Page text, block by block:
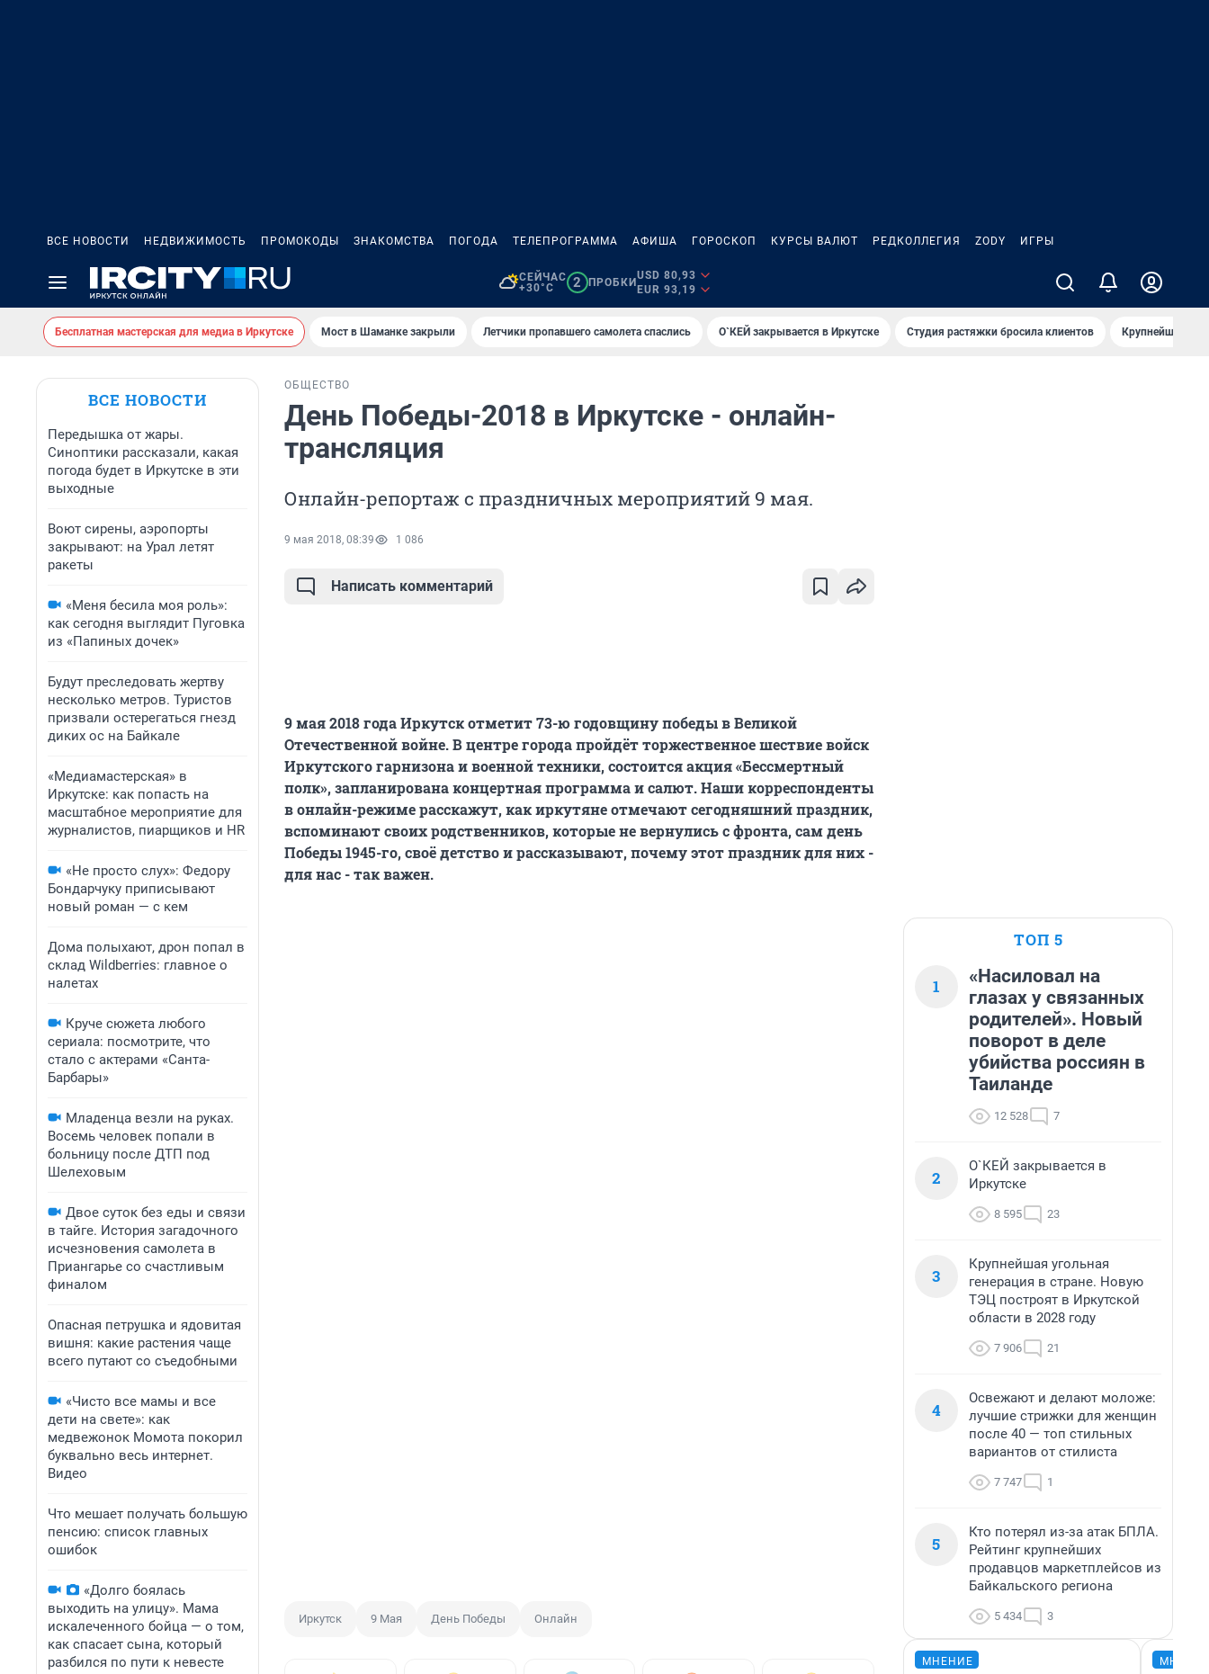
ВСЕ НОВОСТИ НЕДВИЖИМОСТЬ ПРОМОКОДЫ ЗНАКОМСТВА ПОГОДА ТЕЛЕПРОГРАММА АФИША ГОРОСКОП КУРСЫ ВАЛЮТ РЕДКОЛЛЕГИЯ ZODY ИГРЫ
СЕЙЧАС
+30°C
2 ПРОБКИ
USD 80,93
EUR 93,19
Бесплатная мастерская для медиа в Иркутске Мост в Шаманке закрыли Летчики пропавшего самолета спаслись О`КЕЙ закрывается в Иркутске Студия растяжки бросила клиентов Крупнейшие
ВСЕ НОВОСТИ
Передышка от жары.
Синоптики рассказали, какая
погода будет в Иркутске в эти
выходные
Воют сирены, аэропорты
закрывают: на Урал летят
ракеты
«Меня бесила моя роль»:
как сегодня выглядит Пуговка
из «Папиных дочек»
Будут преследовать жертву
несколько метров. Туристов
призвали остерегаться гнезд
диких ос на Байкале
«Медиамастерская» в
Иркутске: как попасть на
масштабное мероприятие для
журналистов, пиарщиков и HR
«Не просто слух»: Федору
Бондарчуку приписывают
новый роман — с кем
Дома полыхают, дрон попал в
склад Wildberries: главное о
налетах
Круче сюжета любого
сериала: посмотрите, что
стало с актерами «Санта-
Барбары»
Младенца везли на руках.
Восемь человек попали в
больницу после ДТП под
Шелеховым
Двое суток без еды и связи
в тайге. История загадочного
исчезновения самолета в
Приангарье со счастливым
финалом
Опасная петрушка и ядовитая
вишня: какие растения чаще
всего путают со съедобными
«Чисто все мамы и все
дети на свете»: как
медвежонок Момота покорил
буквально весь интернет.
Видео
Что мешает получать большую
пенсию: список главных
ошибок
«Долго боялась
выходить на улицу». Мама
искалеченного бойца — о том,
как спасает сына, который
разбился по пути к невесте
ОБЩЕСТВО
День Победы-2018 в Иркутске - онлайн-
трансляция
Онлайн-репортаж с праздничных мероприятий 9 мая.
9 мая 2018, 08:39 1 086
Написать комментарий
9 мая 2018 года Иркутск отметит 73-ю годовщину победы в Великой
Отечественной войне. В центре города пройдёт торжественное шествие войск
Иркутского гарнизона и военной техники, состоится акция «Бессмертный
полк», запланирована концертная программа и салют. Наши корреспонденты
в онлайн-режиме расскажут, как иркутяне отмечают сегодняшний праздник,
вспоминают своих родственников, которые не вернулись с фронта, сам день
Победы 1945-го, своё детство и рассказывают, почему этот праздник для них -
для нас - так важен.
Иркутск 9 Мая День Победы Онлайн
ТОП 5
1
«Насиловал на
глазах у связанных
родителей». Новый
поворот в деле
убийства россиян в
Таиланде
12 528 7
2
О`КЕЙ закрывается в
Иркутске
8 595 23
3
Крупнейшая угольная
генерация в стране. Новую
ТЭЦ построят в Иркутской
области в 2028 году
7 906 21
4
Освежают и делают моложе:
лучшие стрижки для женщин
после 40 — топ стильных
вариантов от стилиста
7 747 1
5
Кто потерял из-за атак БПЛА.
Рейтинг крупнейших
продавцов маркетплейсов из
Байкальского региона
5 434 3
МНЕНИЕ